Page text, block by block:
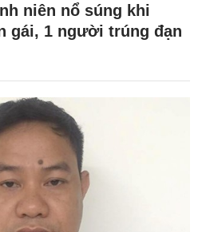
niên nổ súng khi
gái, 1 người trúng đạn